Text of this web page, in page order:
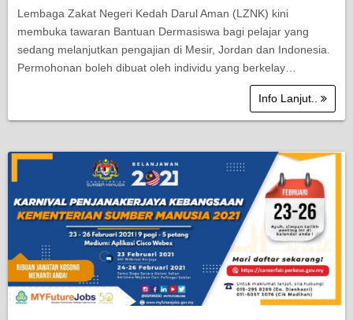
Lembaga Zakat Negeri Kedah Darul Aman (LZNK) kini
membuka tawaran Bantuan Dermasiswa bagi pelajar yang
sedang melanjutkan pengajian di Mesir, Jordan dan Indonesia.
Permohonan boleh dibuat oleh individu yang berkelay…
Info Lanjut..